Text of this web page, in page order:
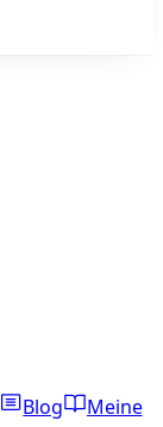
Blog
Meine